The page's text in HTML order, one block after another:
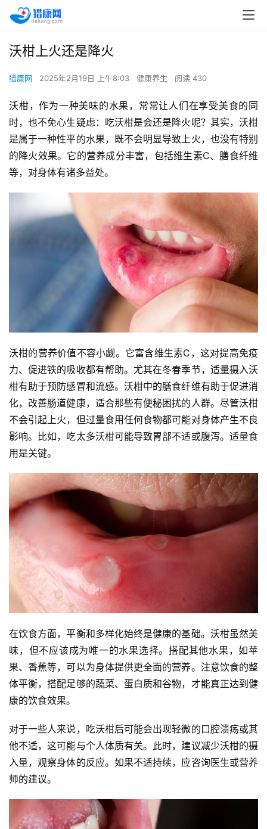
沃柑上火还是降火
猎康网 2025年2月19日 上午8:03 健康养生 阅读 430
沃柑，作为一种美味的水果，常常让人们在享受美食的同
时，也不免心生疑虑：吃沃柑是会还是降火呢？其实，沃柑
是属于一种性平的水果，既不会明显导致上火，也没有特别
的降火效果。它的营养成分丰富，包括维生素C、膳食纤维
等，对身体有诸多益处。
沃柑的营养价值不容小觑。它富含维生素C，这对提高免疫
力、促进铁的吸收都有帮助。尤其在冬春季节，适量摄入沃
柑有助于预防感冒和流感。沃柑中的膳食纤维有助于促进消
化，改善肠道健康，适合那些有便秘困扰的人群。尽管沃柑
不会引起上火，但过量食用任何食物都可能对身体产生不良
影响。比如，吃太多沃柑可能导致胃部不适或腹泻。适量食
用是关键。
在饮食方面，平衡和多样化始终是健康的基础。沃柑虽然美
味，但不应该成为唯一的水果选择。搭配其他水果，如苹
果、香蕉等，可以为身体提供更全面的营养。注意饮食的整
体平衡，搭配足够的蔬菜、蛋白质和谷物，才能真正达到健
康的饮食效果。
对于一些人来说，吃沃柑后可能会出现轻微的口腔溃疡或其
他不适，这可能与个人体质有关。此时，建议减少沃柑的摄
入量，观察身体的反应。如果不适持续，应咨询医生或营养
师的建议。